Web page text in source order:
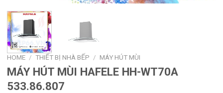
HOME / THIẾT BỊ NHÀ BẾP / MÁY HÚT MÙI
MÁY HÚT MÙI HAFELE HH-WT70A
533.86.807